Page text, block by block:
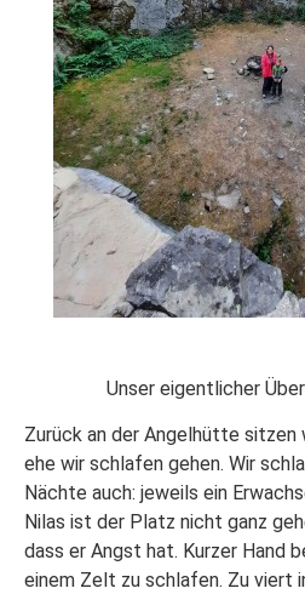
Unser eigentlicher
Zurück an der Angelhütte sitzen
ehe wir schlafen gehen. Wir
Nächte auch: jeweils ein
Nilas ist der Platz nicht ganz
dass er Angst hat. Kurzer Hand
einem Zelt zu schlafen. Zu viert